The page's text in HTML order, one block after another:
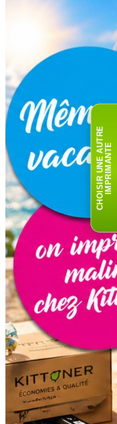
C
H
O
I
S
I
R
U
N
E
AU
T
R
E
I
M
P
R
I
M
A
N
TE